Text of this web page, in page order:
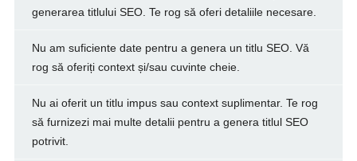
generarea titlului SEO. Te rog să oferi detaliile necesare.
Nu am suficiente date pentru a genera un titlu SEO. Vă
rog să oferiți context și/sau cuvinte cheie.
Nu ai oferit un titlu impus sau context suplimentar. Te rog
să furnizezi mai multe detalii pentru a genera titlul SEO
potrivit.